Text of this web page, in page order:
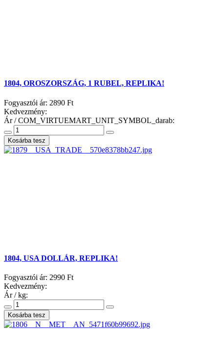
1804, OROSZORSZÁG, 1 RUBEL, REPLIKA!
Fogyasztói ár: 2890 Ft
Kedvezmény:
Ár / COM_VIRTUEMART_UNIT_SYMBOL_darab:
1804, USA DOLLÁR, REPLIKA!
Fogyasztói ár: 2990 Ft
Kedvezmény:
Ár / kg: